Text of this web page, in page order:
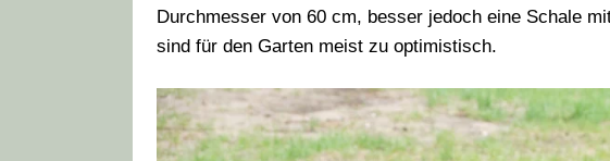
Durchmesser von 60 cm, besser jedoch eine Schale
sind für den Garten meist zu optimistisch.